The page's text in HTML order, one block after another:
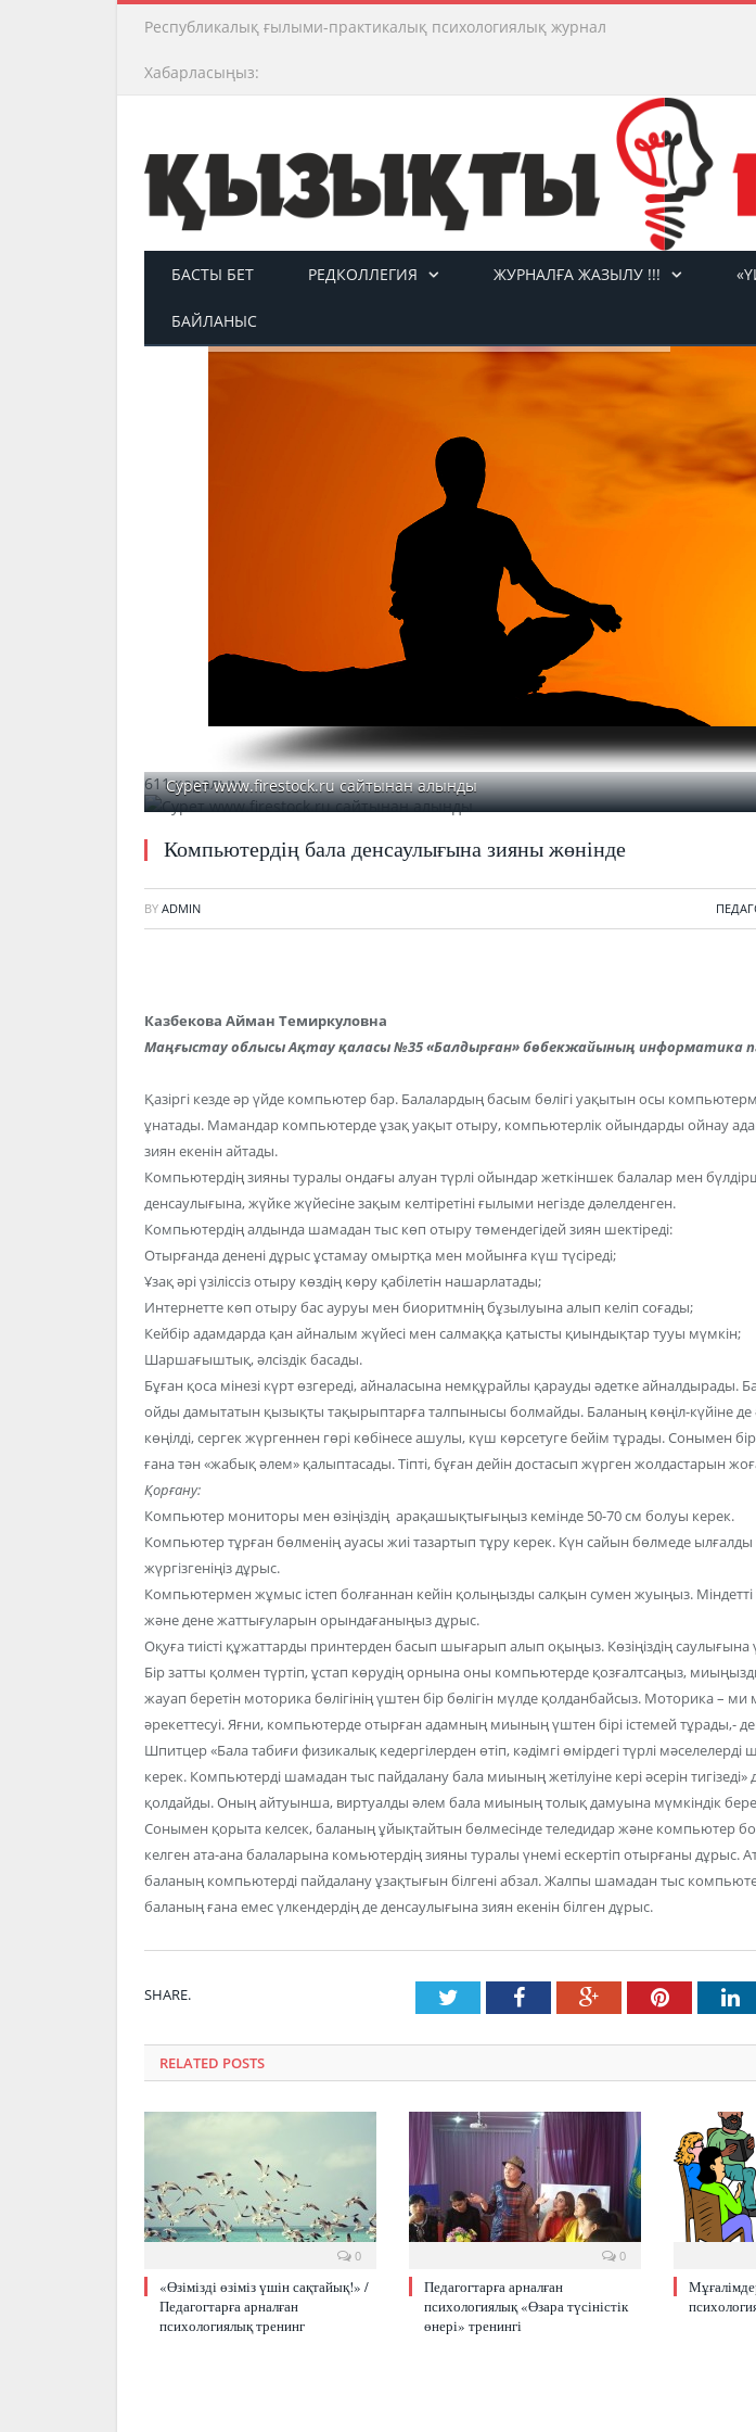
Республикалық ғылыми-практикалық психологиялық журнал
Хабарласыңыз:
БАСТЫ БЕТ РЕДКОЛЛЕГИЯ ЖУРНАЛҒА ЖАЗЫЛУ !!!
БАЙЛАНЫС
611 қаралым
Сурет www.firestock.ru сайтынан алынды
Компьютердің бала денсаулығына зияны жөнінде
BY ADMIN
Казбекова Айман Темиркуловна
Маңғыстау облысы Ақтау қаласы №35 «Балдырған» бөбекжайының информатика
Қазіргі кезде әр үйде компьютер бар. Балалардың басым бөлігі уақытын осы
ұнатады. Мамандар компьютерде ұзақ уақыт отыру, компьютерлік ойындарды ойнау
зиян екенін айтады.
Компьютердің зияны туралы ондағы алуан түрлі ойындар жеткіншек балалар мен
денсаулығына, жүйке жүйесіне зақым келтіретіні ғылыми негізде дәлелденген.
Компьютердің алдында шамадан тыс көп отыру төмендегідей зиян шектіреді:
Отырғанда денені дұрыс ұстамау омыртқа мен мойынға күш түсіреді;
Ұзақ әрі үзіліссіз отыру көздің көру қабілетін нашарлатады;
Интернетте көп отыру бас ауруы мен биоритмнің бұзылуына алып келіп соғады;
Кейбір адамдарда қан айналым жүйесі мен салмаққа қатысты қиындықтар тууы мүмкін;
Шаршағыштық, әлсіздік басады.
Бұған қоса мінезі күрт өзгереді, айналасына немқұрайлы қарауды әдетке айналдырады.
ойды дамытатын қызықты тақырыптарға талпынысы болмайды. Баланың көңіл-күйіне де
көңілді, сергек жүргеннен гөрі көбінесе ашулы, күш көрсетуге бейім тұрады. Сонымен
ғана тән «жабық әлем» қалыптасады. Тіпті, бұған дейін достасып жүрген жолдастарын
Қорғану:
Компьютер мониторы мен өзіңіздің арақашықтығыңыз кемінде 50-70 см болуы керек.
Компьютер тұрған бөлменің ауасы жиі тазартып тұру керек. Күн сайын бөлмеде
жүргізгеніңіз дұрыс.
Компьютермен жұмыс істеп болғаннан кейін қолыңызды салқын сумен жуыңыз. Міндетті
және дене жаттығуларын орындағаныңыз дұрыс.
Оқуға тиісті құжаттарды принтерден басып шығарып алып оқыңыз. Көзіңіздің саулығына
Бір затты қолмен түртіп, ұстап көрудің орнына оны компьютерде қозғалтсаңыз,
жауап беретін моторика бөлігінің үштен бір бөлігін мүлде қолданбайсыз. Моторика –
әрекеттесуі. Яғни, компьютерде отырған адамның миының үштен бірі істемей тұрады,-
Шпитцер «Бала табиғи физикалық кедергілерден өтіп, кәдімгі өмірдегі түрлі
керек. Компьютерді шамадан тыс пайдалану бала миының жетілуіне кері әсерін тигізеді»
қолдайды. Оның айтуынша, виртуалды әлем бала миының толық дамуына мүмкіндік
Сонымен қорыта келсек, баланың ұйықтайтын бөлмесінде теледидар және компьютер
келген ата-ана балаларына комьютердің зияны туралы үнемі ескертіп отырғаны дұрыс.
баланың компьютерді пайдалану ұзақтығын білгені абзал. Жалпы шамадан тыс
баланың ғана емес үлкендердің де денсаулығына зиян екенін білген дұрыс.
SHARE. TwitterFacebookGoogle+Pinterest
RELATED POSTS
0
«Өзімізді өзіміз үшін сақтайық!» /
Педагогтарға арналған
психологиялық тренинг
0
Педагогтарға арналған
психологиялық «Өзара түсіністік
өнері» тренингі